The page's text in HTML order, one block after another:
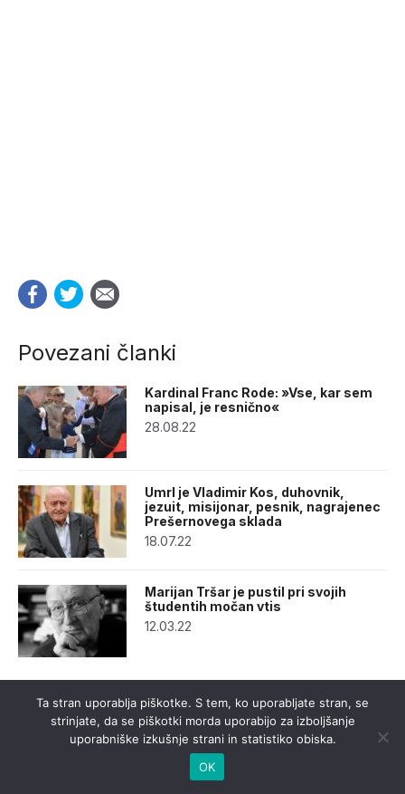
Povezani članki
Kardinal Franc Rode: »Vse, kar sem
napisal, je resnično«
28.08.22
Umrl je Vladimir Kos, duhovnik,
jezuit, misijonar, pesnik, nagrajenec
Prešernovega sklada
18.07.22
Marijan Tršar je pustil pri svojih
študentih močan vtis
12.03.22
Ta stran uporablja piškotke. S tem, ko uporabljate stran, se
strinjate, da se piškotki morda uporabijo za izboljšanje
uporabniške izkušnje strani in statistiko obiska.
OK